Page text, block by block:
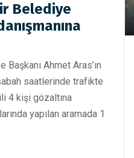
Muğla Büyükşehir
danışmanına saldırı
Belediye
Ahmet Aras’ın
saatlerinde trafikte
4 kişi gözaltına
yapılan aramada 1